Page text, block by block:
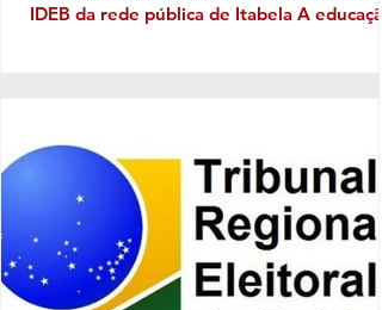
IDEB da rede pública de Itabela A educação
municipal tanto nos anos iniciais quanto
anos finais do Ensino Fundamental, em
comparação com os resultados de 2023.
anos iniciais, a média passou de 3,5, em
2023, para 4,5, em 2025. Já nos a